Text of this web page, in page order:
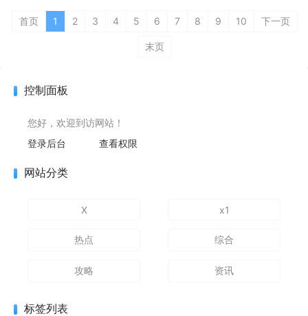
首页 1 2 3 4 5 6 7 8 9 10 下一页
末页
控制面板
您好，欢迎到访网站！
登录后台
查看权限
网站分类
X x1
热点 综合
攻略 资讯
标签列表